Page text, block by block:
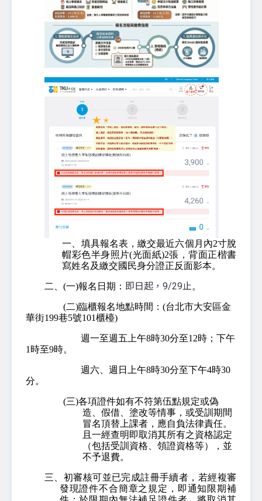
一、填具報名表，繳交最近六個月內2寸脫
帽彩色半身照片(光面紙)2張，背面正楷書
寫姓名及繳交國民身分證正反面影本。
二、(一)報名日期： 即日起，9/29止。
(二)臨櫃報名地點時間：(台北市大安區金
華街199巷5號101櫃檯)
週一至週五上午8時30分至12時；下午
1時至9時。
週六、週日上午8時30分至下午4時30
分。
(三)各項證件如有不符第伍點規定或偽
造、假借、塗改等情事，或受訓期間
冒名頂替上課者，應自負法律責任。
且一經查明即取消其所有之資格認定
（包括受訓資格、領證資格等），並
不予退費。
三、初審核可並已完成註冊手續者，若經複審
發現證件不合簡章之規定，即通知限期補